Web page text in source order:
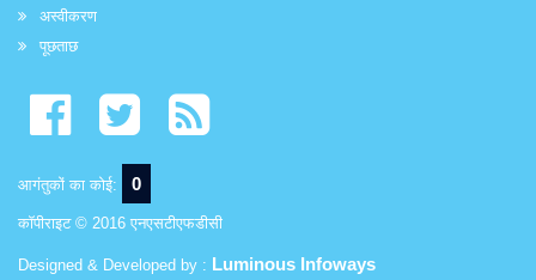
अस्वीकरण
पूछताछ
आगंतुकों का कोई: 0
कॉपीराइट © 2016 एनएसटीएफडीसी
Designed & Developed by : Luminous Infoways